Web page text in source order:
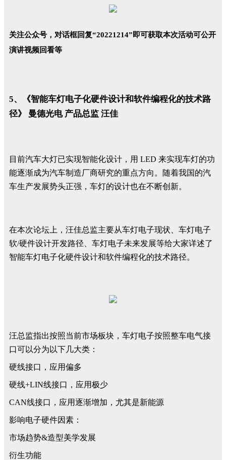
关注公众号，对话框回复“20221214”即可获取本次活动可公开
演讲视频回看等
5、《智能车灯电子化硬件设计和软件编程化的技术路
径》 曼德光电 产品总监 汪佳
目前汽车大灯已实现智能化设计，用 LED 来实现车灯的功
能逐渐成为汽车制造厂商研究的重点方向。随着我国的汽
车生产发展势头正强，车灯的设计也在不断创新。
在本次论坛上，汪佳总监主要从车灯电子现状、车灯电子
软/硬件设计开发路径、车灯电子未来发展等给大家详述了
智能车灯电子化硬件设计和软件编程化的技术路径。
汪总监指出按照当前市场板块，车灯电子按照整车电气接
口可以分为以下几大类：
硬线接口，应用偏多
硬线+LIN线接口，应用极少
CAN线接口，应用逐渐增加，尤其是新能源
影响电子硬件因素：
市场趋势&造型美学发展
衍生功能